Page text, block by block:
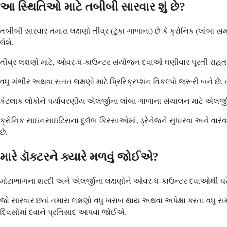
આ સ્થિતિઓ માટે તબીબી સારવાર શું છે?
તબીબી સારવાર તમારા લક્ષણો તીવ્ર (ટૂંકા ગાળાના) છે કે ક્રોનિક
લેશે.
તીવ્ર લક્ષણો માટે, ઓવર-ધ-કાઉન્ટર સંયોજન દવાઓ ઘણીવાર પૂરતી
વધુ ગંભીર અથવા સતત લક્ષણો માટે પ્રિસ્ક્રિપ્શન વિકલ્પો જરૂરી બને છે.
કેટલાક લોકોને પર્યાવરણીય એલર્જીના લાંબા ગાળાના સંચાલન માટે
ક્રોનિક સાઇનસાઇટિસના દુર્લભ કિસ્સાઓમાં, ડ્રેનેજને સુધારવા અને
છે.
મારે ડૉક્ટરને ક્યારે મળવું જોઈએ?
મોટાભાગના શરદી અને એલર્જીના લક્ષણોને ઓવર-ધ-કાઉન્ટર
જો સારવાર છતાં તમારા લક્ષણો વધુ ખરાબ થાય અથવા અપેક્ષા કરતા વધુ
દિવસોમાં દવાને પ્રતિસાદ આપવા જોઈએ.